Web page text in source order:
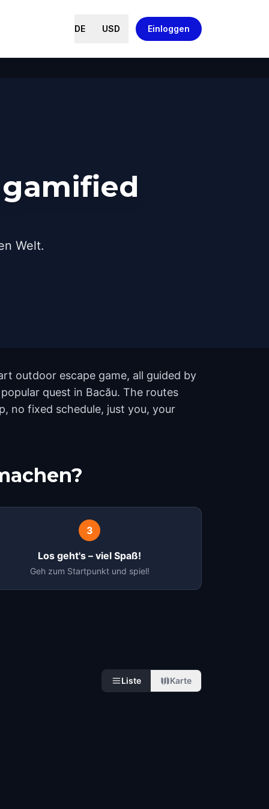
DE USD Einloggen
Welt.
outdoor escape game, all guided by
quest in Bacău. The routes
no fixed schedule, just you, your
3
Los geht's – viel Spaß!
Geh zum Startpunkt und spiel!
Liste Karte